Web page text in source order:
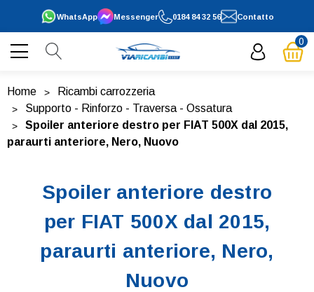
0184 84 32 56
WhatsApp Contatto
Messenger
0
Home
Ricambi carrozzeria
Supporto - Rinforzo - Traversa - Ossatura
Spoiler anteriore destro per FIAT 500X dal 2015,
paraurti anteriore, Nero, Nuovo
Spoiler anteriore destro
per FIAT 500X dal 2015,
paraurti anteriore, Nero,
Nuovo